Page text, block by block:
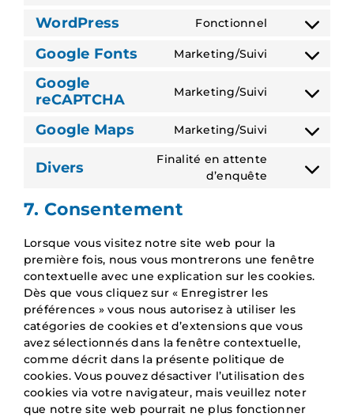
convertplus
WordPress Fonctionnel
Consent
Google Fonts Marketing/Suivi
Consent
service
Google
reCAPTCHA
Marketing/Suivi
Consent
service
recaptcha
Google Maps Marketing/Suivi
Consent
service
Divers
Finalité en attente
d’enquête Consent
7. Consentement
Lorsque vous visitez notre site web pour la
première fois, nous vous montrerons une fenêtre
contextuelle avec une explication sur les cookies.
Dès que vous cliquez sur « Enregistrer les
préférences » vous nous autorisez à utiliser les
catégories de cookies et d’extensions que vous
avez sélectionnés dans la fenêtre contextuelle,
comme décrit dans la présente politique de
cookies. Vous pouvez désactiver l’utilisation des
cookies via votre navigateur, mais veuillez noter
que notre site web pourrait ne plus fonctionner